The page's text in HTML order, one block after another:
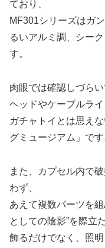
ており、
MF301シリーズはガ
るいアルミ調、シー
す。
肉眼では確認しづら
ヘッドやケーブルラ
ガチャトイとは思え
グミュージアム」です
また、カプセル内で
わず、
あえて複数パーツを
としての陰影”を際立
飾るだけでなく、照